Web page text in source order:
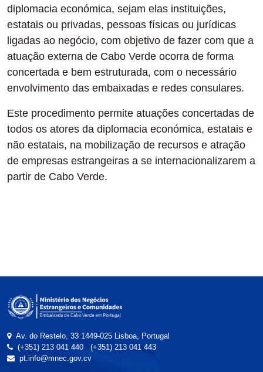
diplomacia económica, sejam elas instituições,
estatais ou privadas, pessoas físicas ou jurídicas
ligadas ao negócio, com objetivo de fazer com que a
atuação externa de Cabo Verde ocorra de forma
concertada e bem estruturada, com o necessário
envolvimento das embaixadas e redes consulares.
Este procedimento permite atuações concertadas de
todos os atores da diplomacia económica, estatais e
não estatais, na mobilização de recursos e atração
de empresas estrangeiras a se internacionalizarem a
partir de Cabo Verde.
Av. do Restelo, 33 1449-025 Lisboa, Portugal
(+351) 213 041 440
(+351) 213 041 443
pt.info@mnec.gov.cv